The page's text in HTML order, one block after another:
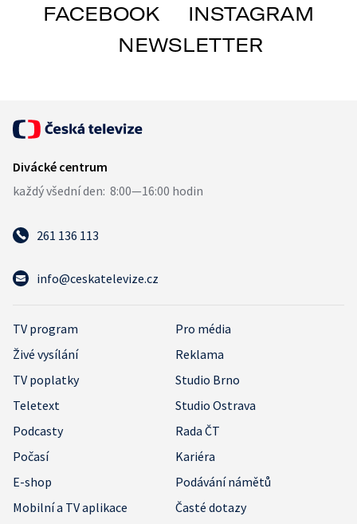
FACEBOOK
INSTAGRAM
NEWSLETTER
261 136 113
info@ceskatelevize.cz
TV program
Pro média
Živé vysílání
Reklama
TV poplatky
Studio Brno
Teletext
Studio Ostrava
Podcasty
Rada ČT
Počasí
Kariéra
E-shop
Podávání námětů
Mobilní a TV aplikace
Časté dotazy